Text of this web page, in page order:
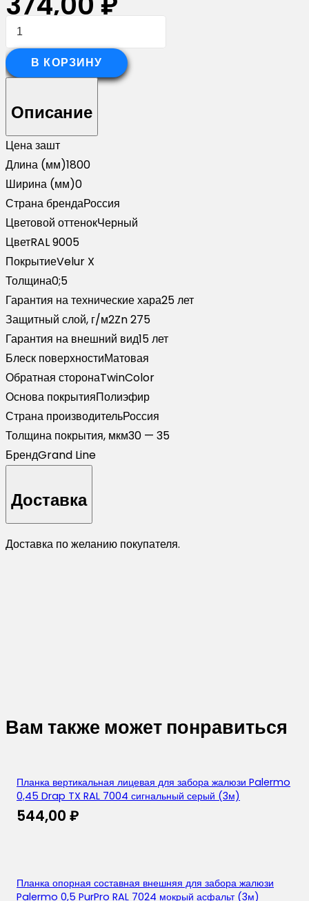
Количество
Планка
вертикальная
для
забора
жалюзи
Palermo
0,5
Velur
X
RAL
9005
черный
(1,8м)
В КОРЗИНУ
Описание
Цена зашт
Длина (мм)1800
Ширина (мм)0
Страна брендаРоссия
Цветовой оттенокЧерный
ЦветRAL 9005
ПокрытиеVelur X
Толщина0;5
Гарантия на технические хара25 лет
Защитный слой, г/м2Zn 275
Гарантия на внешний вид15 лет
Блеск поверхностиМатовая
Обратная сторонаTwinColor
Основа покрытияПолиэфир
Страна производительРоссия
Толщина покрытия, мкм30 — 35
БрендGrand Line
Доставка
Доставка по желанию покупателя.
Вам также может понравиться
Планка вертикальная лицевая для забора жалюзи Palermo
0,45 Drap TX RAL 7004 сигнальный серый (3м)
544,00 ₽
Планка опорная составная внешняя для забора жалюзи
Palermo 0,5 PurPro RAL 7024 мокрый асфальт (3м)